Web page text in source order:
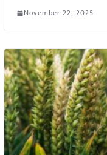
November 22, 2025